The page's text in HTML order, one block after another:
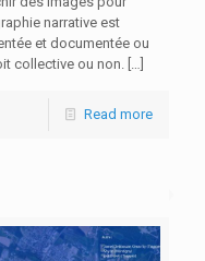
narrative est
et documentée ou
collective ou non. […]
Read more